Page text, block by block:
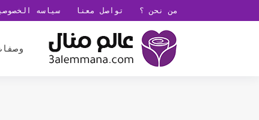
من نحن ؟ تواصل معنا سياسه